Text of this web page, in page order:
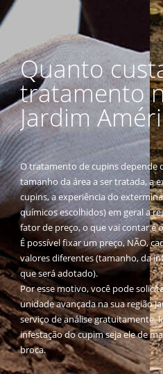
Quanto
tratamento
Jardim
O tratamento de cupins depende
tamanho da área a ser tratada, a
cupins, a experiência do
químicos escolhidos) em geral a
fator de preço, o que vai contar é
É possível fixar um preço, NÃO,
valores diferentes (tamanho, da
que será adotado).
Por esse motivo, você pode
unidade avançada na sua região
serviço de análise gratuitamente,
infestação do cupim seja ele de
broca.